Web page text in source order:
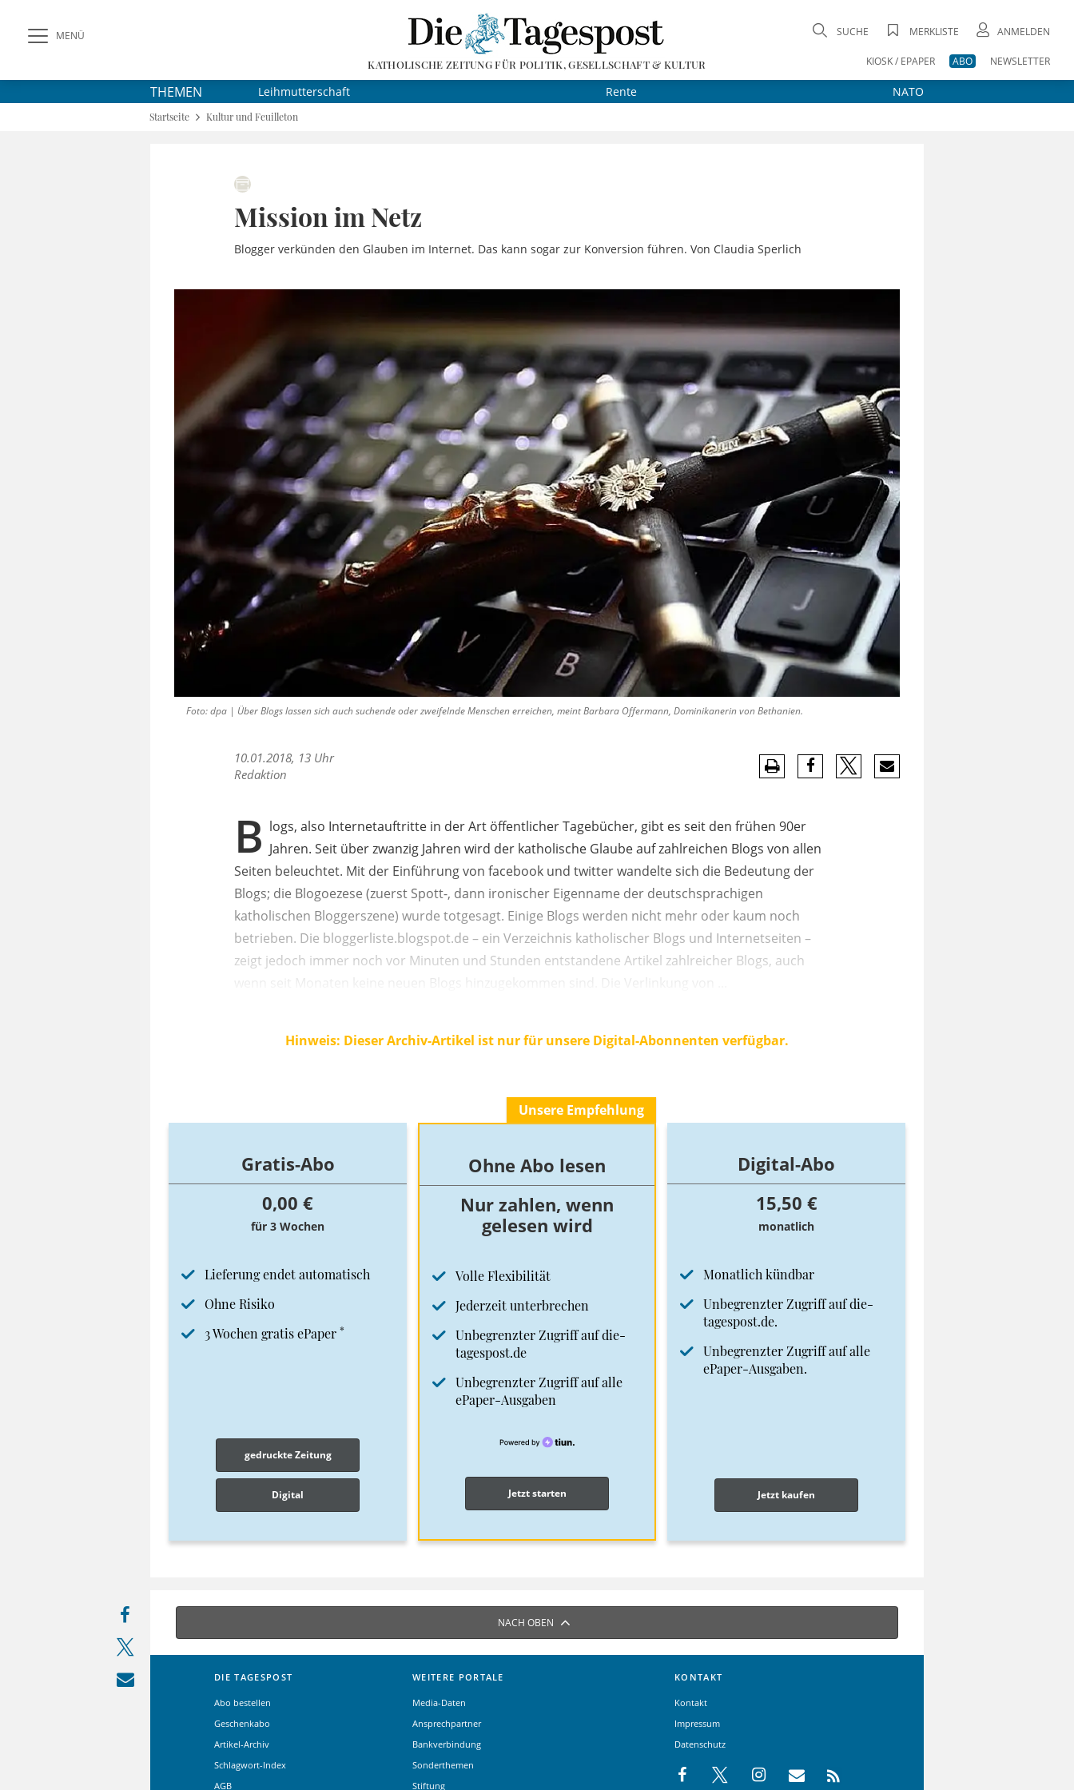
MENÜ
KATHOLISCHE ZEITUNG FÜR POLITIK, GESELLSCHAFT & KULTUR
SUCHE MERKLISTE ANMELDEN
KIOSK / EPAPER ABO NEWSLETTER
THEMEN Leihmutterschaft Rente NATO
Startseite Kultur und Feuilleton
Mission im Netz
Blogger verkünden den Glauben im Internet. Das kann sogar zur Konversion führen. Von Claudia Sperlich
Foto: dpa | Über Blogs lassen sich auch suchende oder zweifelnde Menschen erreichen, meint Barbara Offermann, Dominikanerin von Bethanien.
10.01.2018, 13 Uhr
Redaktion
B logs, also Internetauftritte in der Art öffentlicher Tagebücher, gibt es seit den frühen 90er
Jahren. Seit über zwanzig Jahren wird der katholische Glaube auf zahlreichen Blogs von allen
Seiten beleuchtet. Mit der Einführung von facebook und twitter wandelte sich die Bedeutung der
Blogs; die Blogoezese (zuerst Spott-, dann ironischer Eigenname der deutschsprachigen
katholischen Bloggerszene) wurde totgesagt. Einige Blogs werden nicht mehr oder kaum noch
betrieben. Die bloggerliste.blogspot.de – ein Verzeichnis katholischer Blogs und Internetseiten –
zeigt jedoch immer noch vor Minuten und Stunden entstandene Artikel zahlreicher Blogs, auch
wenn seit Monaten keine neuen Blogs hinzugekommen sind. Die Verlinkung von ...
Hinweis: Dieser Archiv-Artikel ist nur für unsere Digital-Abonnenten verfügbar.
Gratis-Abo
0,00 €
für 3 Wochen
Lieferung endet automatisch
Ohne Risiko
3 Wochen gratis ePaper *
gedruckte Zeitung
Digital
Unsere Empfehlung
Ohne Abo lesen
Nur zahlen, wenn
gelesen wird
Volle Flexibilität
Jederzeit unterbrechen
Unbegrenzter Zugriff auf die-
tagespost.de
Unbegrenzter Zugriff auf alle
ePaper-Ausgaben
Jetzt starten
Digital-Abo
15,50 €
monatlich
Monatlich kündbar
Unbegrenzter Zugriff auf die-
tagespost.de.
Unbegrenzter Zugriff auf alle
ePaper-Ausgaben.
Jetzt kaufen
NACH OBEN
DIE TAGESPOST
Abo bestellen
Geschenkabo
Artikel-Archiv
Schlagwort-Index
AGB
WEITERE PORTALE
Media-Daten
Ansprechpartner
Bankverbindung
Sonderthemen
Stiftung
KONTAKT
Kontakt
Impressum
Datenschutz